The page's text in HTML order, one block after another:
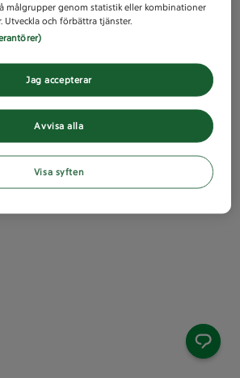
målgrupper genom statistik eller kombinationer
Utveckla och förbättra tjänster.
Avvisa alla
Jag accepterar
Visa syften